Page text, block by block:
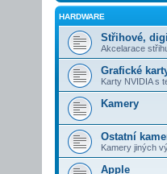
HARDWARE
Střihové,
Akcelarace
Grafické
Karty NVIDIA s
Kamery
Ostatní
Kamery jiných
Apple